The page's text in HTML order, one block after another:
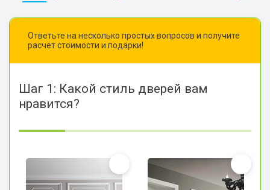
Ответьте на несколько простых вопросов и получите
расчёт стоимости и подарки!
Шаг 1: Какой стиль дверей вам
нравится?